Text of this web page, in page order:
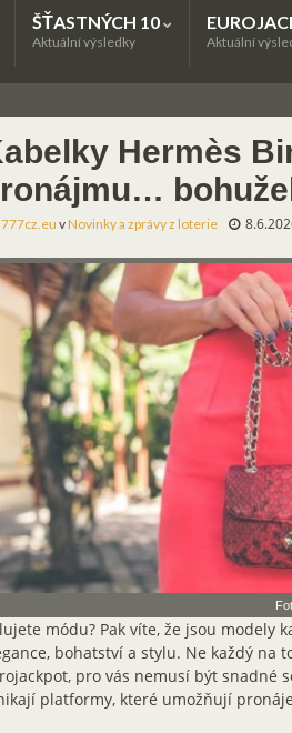
ŠŤASTNÝCH 10
Aktuální výsledky Aktuální
Hermès
777cz.eu vNovinky a zprávy z loterie
módu? Pak víte, že jsou modely
bohatství a stylu. Ne každý na
pro vás nemusí být snadné
platformy, které umožňují